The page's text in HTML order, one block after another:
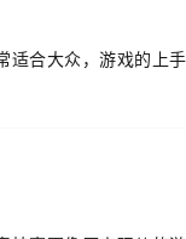
合大众，游戏的上